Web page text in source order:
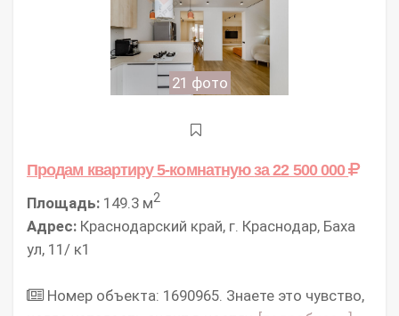
21 фото
Продам квартиру 5-комнатнуюза 22 500 000
Площадь: 149.3 м2
Адрес: Краснодарский край, г. Краснодар, Баха
ул, 11/ к1
Номер объекта: 1690965. Знаете это чувство,